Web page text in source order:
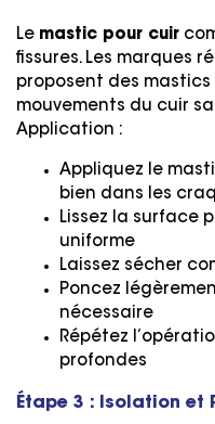
Le mastic pour cuir
fissures. Les marques
proposent des mastics
mouvements du cuir
Application :
Appliquez le
bien dans les
Lissez la surface
uniforme
Laissez sécher
Poncez
nécessaire
Répétez
profondes
Étape 3 : Isolation et